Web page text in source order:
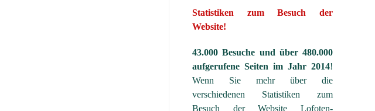
Statistiken zum Besuch der
Website!
43.000 Besuche und über 480.000
aufgerufene Seiten im Jahr 2014!
Wenn Sie mehr über die
verschiedenen Statistiken zum
Besuch der Website Lofoten-